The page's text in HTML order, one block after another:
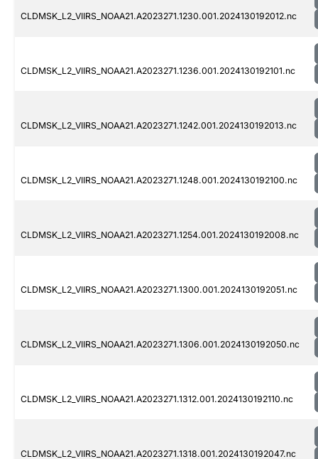
CLDMSK_L2_VIIRS_NOAA21.A2023271.1230.001.2024130192012.nc
CLDMSK_L2_VIIRS_NOAA21.A2023271.1236.001.2024130192101.nc
CLDMSK_L2_VIIRS_NOAA21.A2023271.1242.001.2024130192013.nc
CLDMSK_L2_VIIRS_NOAA21.A2023271.1248.001.2024130192100.nc
CLDMSK_L2_VIIRS_NOAA21.A2023271.1254.001.2024130192008.nc
CLDMSK_L2_VIIRS_NOAA21.A2023271.1300.001.2024130192051.nc
CLDMSK_L2_VIIRS_NOAA21.A2023271.1306.001.2024130192050.nc
CLDMSK_L2_VIIRS_NOAA21.A2023271.1312.001.2024130192110.nc
CLDMSK_L2_VIIRS_NOAA21.A2023271.1318.001.2024130192047.nc